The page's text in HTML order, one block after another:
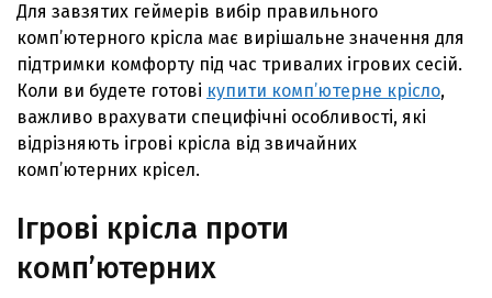
Для завзятих геймерів вибір правильного
комп’ютерного крісла має вирішальне значення для
підтримки комфорту під час тривалих ігрових сесій.
Коли ви будете готові купити комп’ютерне крісло,
важливо врахувати специфічні особливості, які
відрізняють ігрові крісла від звичайних
комп’ютерних крісел.
Ігрові крісла проти
комп’ютерних